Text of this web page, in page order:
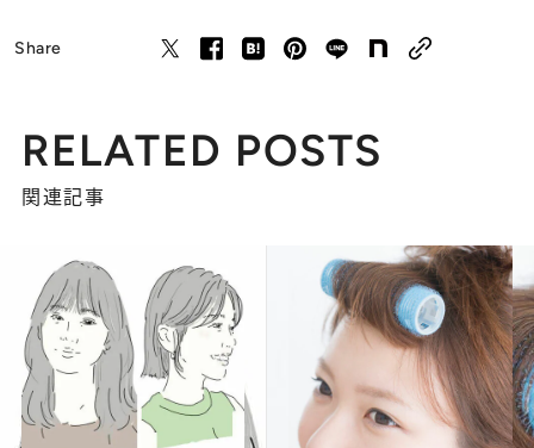
Share
RELATED POSTS
関連記事